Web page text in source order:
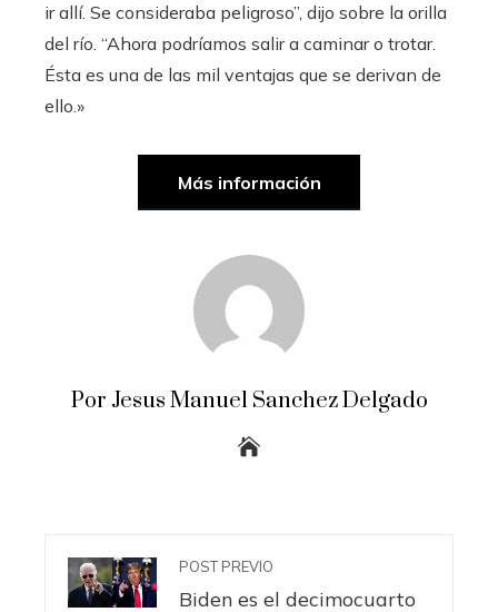
ir allí. Se consideraba peligroso”, dijo sobre la orilla
del río. “Ahora podríamos salir a caminar o trotar.
Ésta es una de las mil ventajas que se derivan de
ello.»
Más información
Por Jesus Manuel Sanchez Delgado
POST PREVIO
Biden es el decimocuarto